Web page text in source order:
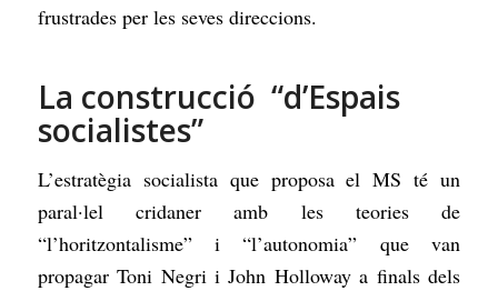
frustrades per les seves direccions.
La construcció “d’Espais
socialistes”
L’estratègia socialista que proposa el MS té un
paral·lel cridaner amb les teories de
“l’horitzontalisme” i “l’autonomia” que van
propagar Toni Negri i John Holloway a finals dels